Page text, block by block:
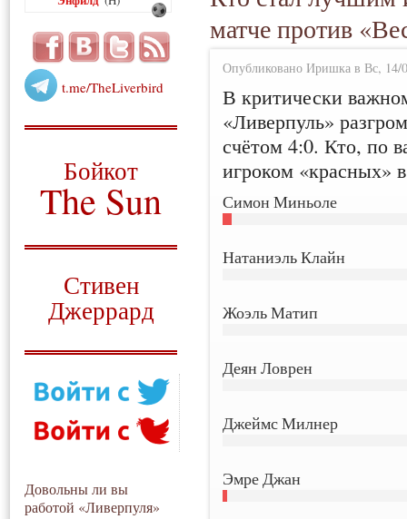
t.me/TheLiverbird
Бойкот
The Sun
Стивен
Джеррард
Довольны ли вы
работой «Ливерпуля»
матче против
Опубликовано Иришка в Вс, 14/
В критически
«Ливерпуль»
счётом 4:0. Кто, по
игроком «красных»
Симон Миньоле
Натаниэль Клайн
Жоэль Матип
Деян Ловрен
Джеймс Милнер
Эмре Джан